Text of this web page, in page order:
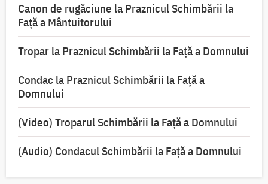
Canon de rugăciune la Praznicul Schimbării la
Față a Mântuitorului
Tropar la Praznicul Schimbării la Faţă a Domnului
Condac la Praznicul Schimbării la Faţă a
Domnului
(Video) Troparul Schimbării la Față a Domnului
(Audio) Condacul Schimbării la Față a Domnului